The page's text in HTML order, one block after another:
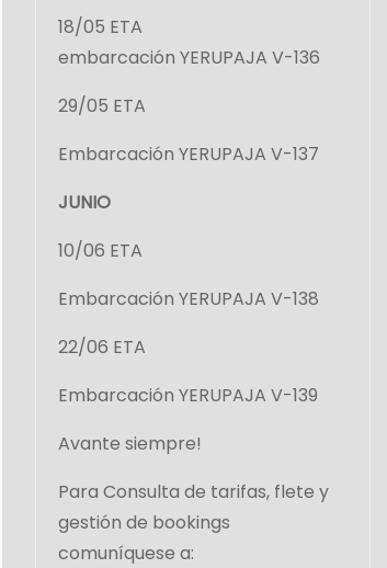
18/05 ETA
embarcación YERUPAJA V-136
29/05 ETA
Embarcación YERUPAJA V-137
JUNIO
10/06 ETA
Embarcación YERUPAJA V-138
22/06 ETA
Embarcación YERUPAJA V-139
Avante siempre!
Para Consulta de tarifas, flete y
gestión de bookings
comuníquese a: